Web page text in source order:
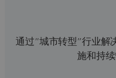
通过“城市转型”行业解
施和持续